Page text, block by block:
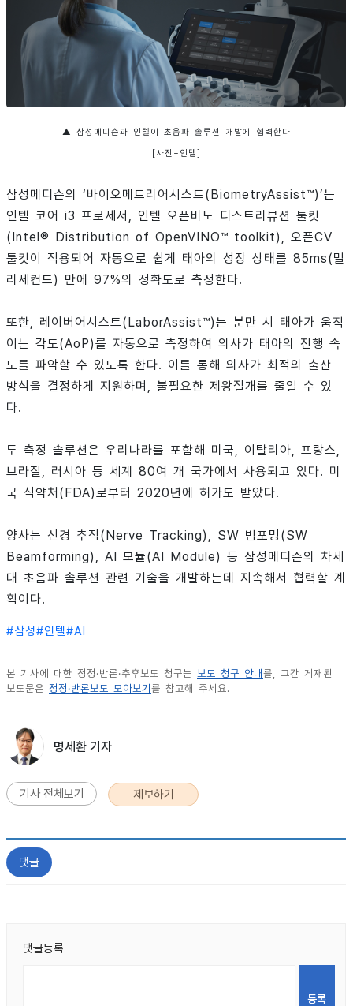
▲ 삼성메디슨과 인텔이 초음파 솔루션 개발에 협력한다
[사진=인텔]
삼성메디슨의 ‘바이오메트리어시스트(BiometryAssist™)’는
인텔 코어 i3 프로세서, 인텔 오픈비노 디스트리뷰션 툴킷
(Intel® Distribution of OpenVINO™ toolkit), 오픈CV
툴킷이 적용되어 자동으로 쉽게 태아의 성장 상태를 85ms(밀
리세컨드) 만에 97%의 정확도로 측정한다.
또한, 레이버어시스트(LaborAssist™)는 분만 시 태아가 움직
이는 각도(AoP)를 자동으로 측정하여 의사가 태아의 진행 속
도를 파악할 수 있도록 한다. 이를 통해 의사가 최적의 출산
방식을 결정하게 지원하며, 불필요한 제왕절개를 줄일 수 있
다.
두 측정 솔루션은 우리나라를 포함해 미국, 이탈리아, 프랑스,
브라질, 러시아 등 세계 80여 개 국가에서 사용되고 있다. 미
국 식약처(FDA)로부터 2020년에 허가도 받았다.
양사는 신경 추적(Nerve Tracking), SW 빔포밍(SW
Beamforming), AI 모듈(AI Module) 등 삼성메디슨의 차세
대 초음파 솔루션 관련 기술을 개발하는데 지속해서 협력할 계
획이다.
#삼성#인텔#AI
본 기사에 대한 정정·반론·추후보도 청구는 보도 청구 안내 를, 그간 게재된
보도문은 정정·반론보도 모아보기 를 참고해 주세요.
명세환 기자
기사 전체보기 제보하기
댓글
댓글등록